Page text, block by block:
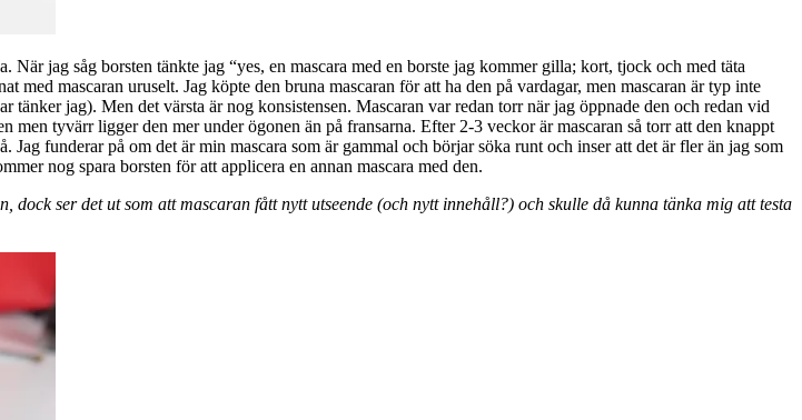
När jag såg borsten tänkte jag “yes, en mascara med en borste jag kommer gilla; kort, tjock och med täta
mascaran uruselt. Jag köpte den bruna mascaran för att ha den på vardagar, men mascaran är typ inte
jag). Men det värsta är nog konsistensen. Mascaran var redan torr när jag öppnade den och redan vid
tyvärr ligger den mer under ögonen än på fransarna. Efter 2-3 veckor är mascaran så torr att den knappt
funderar på om det är min mascara som är gammal och börjar söka runt och inser att det är fler än jag som
nog spara borsten för att applicera en annan mascara med den.
dock ser det ut som att mascaran fått nytt utseende (och nytt innehåll?) och skulle då kunna tänka mig att testa